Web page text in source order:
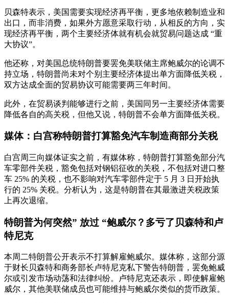
贝森特表示，美国需要实现经济再平衡 ，更多地依赖制造业和
出口，而非消费，如果外方愿意采取行动，从相反的方向，实
现经济再平衡，两个主要经济体就有机会就贸易问题达成 “重
大协议”。
他还称，对美国总统特朗普要罢免美联储主席鲍威尔的论调不
持立场，特朗普尚未对个别主要经济体提出单方面降低关税，
双方达成全面的贸易协议可能需要两三年时间。
此外，在贸易谈判能够进行之前，美国同另一主要经济体需要
降低各自的高关税，但他又说，特朗普不会单方面降低关税。
媒体：白宫称特朗普打算豁免汽车制造商部分关税
白宫周三向媒体证实之前，有媒体称，特朗普打算豁免部分汽
车零部件关税，豁免包括对钢铝征收的关税，不包括对进口整
车 25% 的关税，也不影响对汽车零部件定于 5 月 3 日开始执
行的 25% 关税。分析认为，这是特朗普在其最激进关税政策
上再次退缩。
特朗普为何突然” 放过 “鲍威尔？多亏了贝森特和卢
特尼克
本周二特朗普公开表示不打算解雇鲍威尔。媒体称，这部分源
于财长贝森特和商务部长卢特尼克私下警告特朗普，罢免鲍威
尔或引发市场动荡和法律纠纷。卢特尼克还表示，即使解雇鲍
威尔，其他美联储成员也可能维持与鲍威尔类似的货币政策。